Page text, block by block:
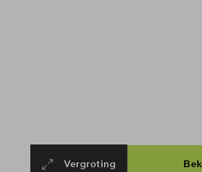
Vergroting